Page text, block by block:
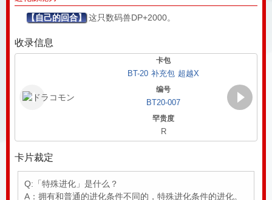
【自己的回合】 这只数码兽DP+2000。
收录信息
卡包
BT-20 补充包 超越X
编号
BT20-007
罕贵度
R
卡片裁定
Q:「特殊进化」是什么？
A：拥有和普通的进化条件不同的，特殊进化条件的进化。